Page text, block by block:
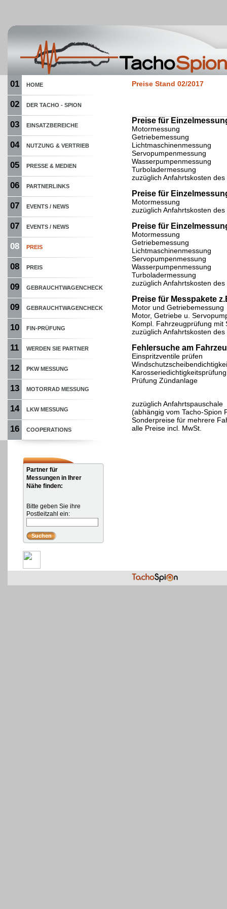
01 HOME
02 DER TACHO - SPION
03 EINSATZBEREICHE
04 NUTZUNG & VERTRIEB
05 PRESSE & MEDIEN
06 PARTNERLINKS
07 EVENTS / NEWS
07 EVENTS / NEWS
08 PREIS
08 PREIS
09 GEBRAUCHTWAGENCHECK
09 GEBRAUCHTWAGENCHECK
10 FIN-PRÜFUNG
11 WERDEN SIE PARTNER
12 PKW MESSUNG
13 MOTORRAD MESSUNG
14 LKW MESSUNG
16 COOPERATIONS
Partner für
Messungen in Ihrer
Nähe finden:
Bitte geben Sie ihre
Postleitzahl ein:
Preise Stand 02/2017
Preise für
Motormessung
Getriebemessung
Lichtmaschinenmessung
Servopumpenmessung
Wasserpumpenmessung
Turboladermessung
zuzüglich Anfahrtskosten
Preise für
Motormessung
zuzüglich Anfahrtskosten
Preise für
Motormessung
Getriebemessung
Lichtmaschinenmessung
Servopumpenmessung
Wasserpumpenmessung
Turboladermessung
zuzüglich Anfahrtskosten
Preise für Messpakete
Motor und Getriebemessung
Motor, Getriebe u.
Kompl. Fahrzeugprüfung mit
zuzüglich Anfahrtskosten
Fehlersuche am
Einspritzventile prüfen
Karosseriedichtigkeitsprüfung
Prüfung Zündanlage
zuzüglich Anfahrtspauschale
(abhängig vom Tacho-Spion
Sonderpreise für mehrere
alle Preise incl. MwSt.